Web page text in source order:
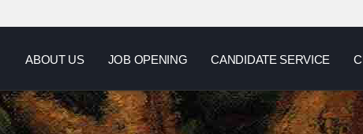
ABOUT US JOB OPENING CANDIDATE SERVICE